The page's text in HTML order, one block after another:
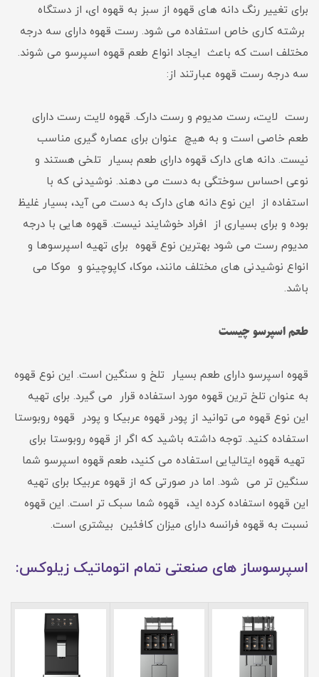
برای تغییر رنگ دانه های قهوه از سبز به قهوه ای، از دستگاه
برشته کاری خاص استفاده می شود. رست قهوه دارای سه درجه
مختلف است که باعث ایجاد انواع طعم قهوه اسپرسو می شوند.
سه درجه رست قهوه عبارتند از:
رست لایت، رست مدیوم و رست دارک. قهوه لایت رست دارای
طعم خاصی است و به هیچ عنوان برای عصاره گیری مناسب
نیست. دانه های دارک قهوه دارای طعم بسیار تلخی هستند و
نوعی احساس سوختگی به دست می دهند. نوشیدنی که با
استفاده از این نوع دانه های دارک به دست می آید، بسیار غلیظ
بوده و برای بسیاری از افراد خوشایند نیست. قهوه هایی با درجه
مدیوم رست می شود بهترین نوع قهوه برای تهیه اسپرسوها و
انواع نوشیدنی های مختلف مانند، موکا، کاپوچینو و موکا می
باشد.
طعم اسپرسو چیست
قهوه اسپرسو دارای طعم بسیار تلخ و سنگین است. این نوع قهوه
به عنوان تلخ ترین قهوه مورد استفاده قرار می گیرد. برای تهیه
این نوع قهوه می توانید از پودر قهوه عربیکا و پودر قهوه روبوستا
استفاده کنید. توجه داشته باشید که اگر از قهوه روبوستا برای
تهیه قهوه ایتالیایی استفاده می کنید، طعم قهوه اسپرسو شما
سنگین تر می شود. اما در صورتی که از قهوه عربیکا برای تهیه
این قهوه استفاده کرده اید، قهوه شما سبک تر است. این قهوه
نسبت به قهوه فرانسه دارای میزان کافئین بیشتری است.
اسپرسوساز های صنعتی تمام اتوماتیک زیلوکس: